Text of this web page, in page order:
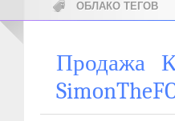
ОБЛАКО ТЕГОВ
Продажа